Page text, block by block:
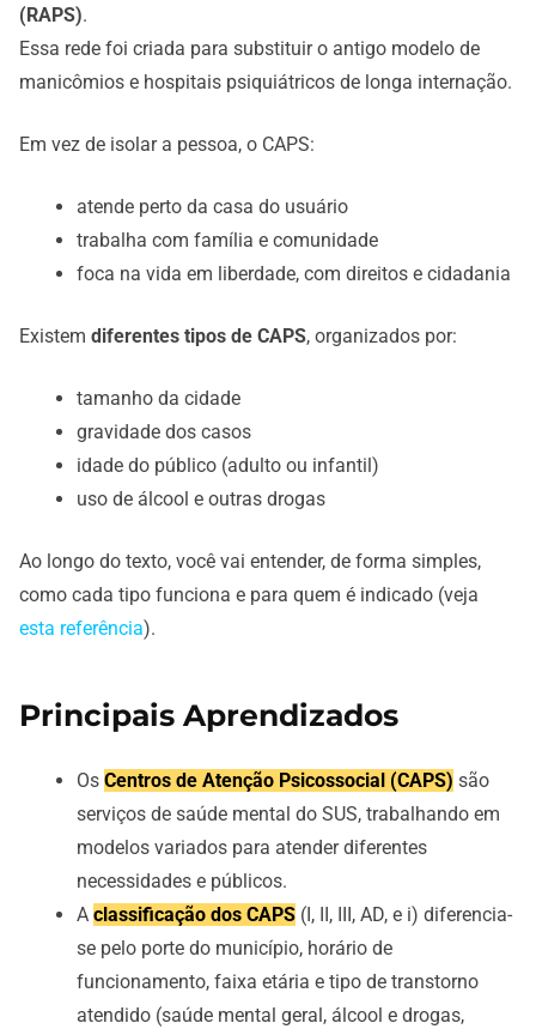
(RAPS).
Essa rede foi criada para substituir o antigo modelo de
manicômios e hospitais psiquiátricos de longa internação.
Em vez de isolar a pessoa, o CAPS:
atende perto da casa do usuário
trabalha com família e comunidade
foca na vida em liberdade, com direitos e cidadania
Existem diferentes tipos de CAPS, organizados por:
tamanho da cidade
gravidade dos casos
idade do público (adulto ou infantil)
uso de álcool e outras drogas
Ao longo do texto, você vai entender, de forma simples,
como cada tipo funciona e para quem é indicado (veja
esta referência).
Principais Aprendizados
Os Centros de Atenção Psicossocial (CAPS) são
serviços de saúde mental do SUS, trabalhando em
modelos variados para atender diferentes
necessidades e públicos.
A classificação dos CAPS (I, II, III, AD, e i) diferencia-
se pelo porte do município, horário de
funcionamento, faixa etária e tipo de transtorno
atendido (saúde mental geral, álcool e drogas,